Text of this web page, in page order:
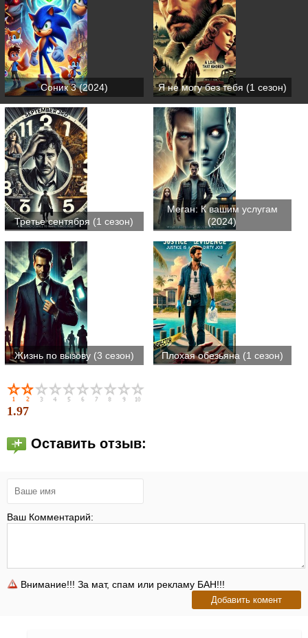
Соник 3 (2024) Я не могу без тебя (1 сезон)
Третье сентября (1 сезон)
Меган: К вашим услугам
(2024)
Жизнь по вызову (3 сезон) Плохая обезьяна (1 сезон)
1.97
Оставить отзыв:
Ваш Комментарий:
Внимание!!! За мат, спам или рекламу БАН!!!